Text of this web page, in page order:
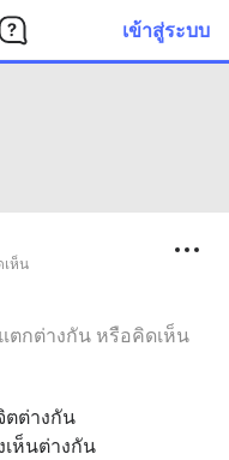
เข้าสู่ระบบ
เห็น
ตกต่างกัน หรือคิดเห็น
ตต่างกัน
ห็นต่างกัน